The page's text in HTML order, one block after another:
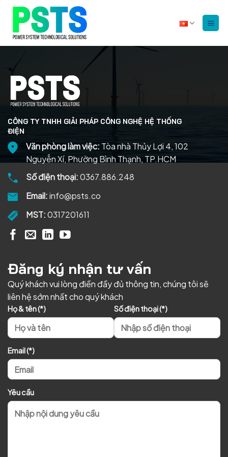
dung
CÔNG TY TNHH GIẢI PHÁP CÔNG NGHỆ HỆ THỐNG
ĐIỆN
Văn phòng làm việc: Tòa nhà Thủy Lợi 4, 102
Nguyễn Xí, Phường Bình Thạnh, TP.HCM
Số điện thoại:0367.886.248
Email:info@psts.co
MST:0317201611
Đăng ký nhận tư vấn
Quý khách vui lòng điền đầy đủ thông tin, chúng tôi sẽ
liên hệ sớm nhất cho quý khách
Họ & tên (*) Số điện thoại (*)
Email (*)
Yêu cầu